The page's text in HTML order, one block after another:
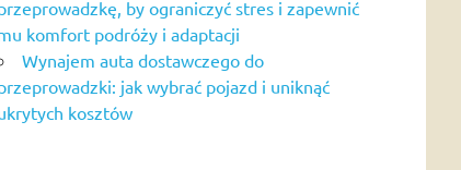
by ograniczyć stres i zapewnić
komfort podróży i adaptacji
Wynajem auta dostawczego do
jak wybrać pojazd i uniknąć
kosztów